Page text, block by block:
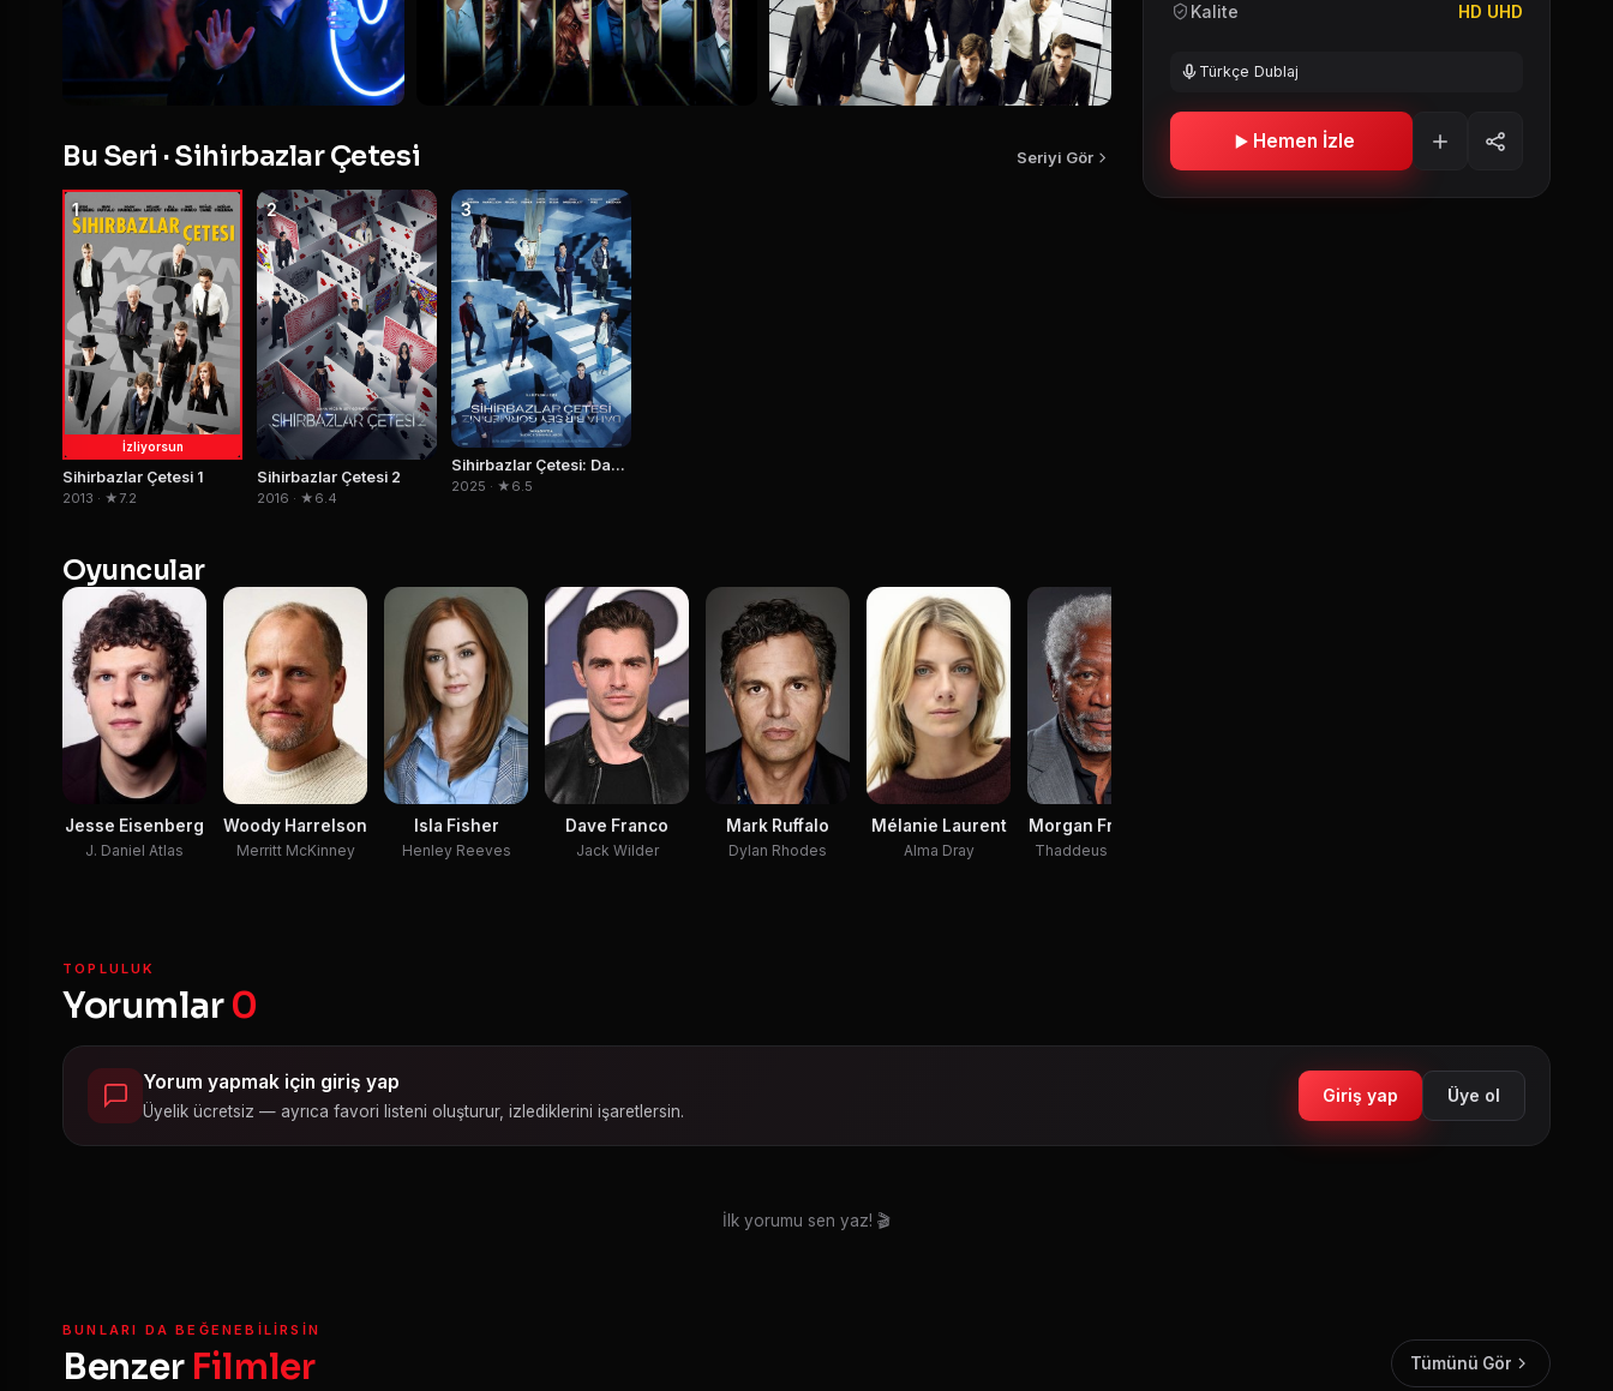
Bu Seri · Sihirbazlar Çetesi Seriyi Gör
1
İzliyorsun
Sihirbazlar Çetesi 1
2013 · ★7.2
2
Sihirbazlar Çetesi 2
2016 · ★6.4
3
Sihirbazlar Çetesi: Daha Bir Şey Görmediniz
2025 · ★6.5
Oyuncular
Jesse Eisenberg
J. Daniel Atlas
Woody Harrelson
Merritt McKinney
Isla Fisher
Henley Reeves
Dave Franco
Jack Wilder
Mark Ruffalo
Dylan Rhodes
Mélanie Laurent
Alma Dray
Morgan Freeman
Thaddeus Bradley
Kalite HD UHD
Türkçe Dublaj
Hemen İzle
TOPLULUK
Yorumlar0
Yorum yapmak için giriş yap
Üyelik ücretsiz — ayrıca favori listeni oluşturur, izlediklerini işaretlersin.
Giriş yap Üye ol
İlk yorumu sen yaz! 🎬
BUNLARI DA BEĞENEBILIRSIN
Benzer Filmler Tümünü Gör